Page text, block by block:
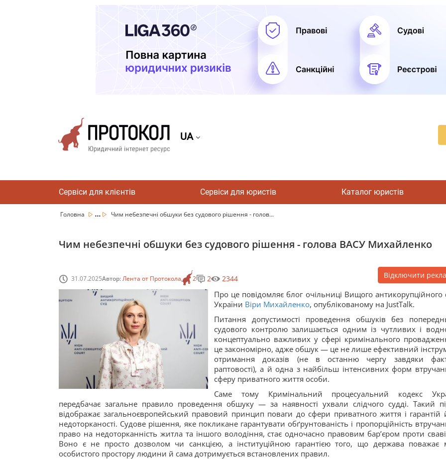
UA
Сервіси для клієнтів Сервіси для юристів Каталог юристів
Головна ... Чим небезпечні обшуки без судового рішення - голов...
Чим небезпечні обшуки без судового рішення - голова ВАСУ Михайленко
31.07.2025Автор:Лента от Протокола 2 2 2344 Відключити
Про це повідомляє блог очільниці Вищого антикорупційного
України Віри Михайленко, опублікованому на JustTalk.
Питання допустимості проведення обшуків без
судового контролю залишається одним із чутливих і
концептуально важливих у сфері кримінального
це закономірно, адже обшук — це не лише ефективний
отримання доказів (не в останню чергу завдяки
раптовості), а й одна з найбільш інтенсивних форм
сферу приватного життя особи.
Саме тому Кримінальний процесуальний кодекс
передбачає загальне правило проведення обшуку — за наявності ухвали слідчого судді. Такий
відображає загальноєвропейський правовий принцип поваги до сфери приватного життя і гарантій
недоторканості. Судове рішення, яке покликане гарантувати обґрунтованість і пропорційність
право на недоторканність житла та іншого володіння, стає одночасно правовим бар’єром проти
Воно є не просто дозволом чи санкцією, а інституційною гарантією того, що держава поважає
особистого простору людини й сама дотримується встановлених правил.